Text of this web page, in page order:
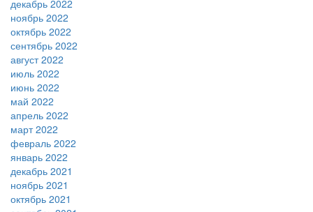
декабрь 2022
ноябрь 2022
октябрь 2022
сентябрь 2022
август 2022
июль 2022
июнь 2022
май 2022
апрель 2022
март 2022
февраль 2022
январь 2022
декабрь 2021
ноябрь 2021
октябрь 2021